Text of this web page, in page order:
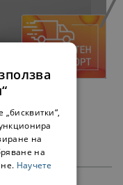
- БЯЛО
на
на
Научете